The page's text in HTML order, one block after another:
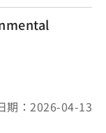
期：2026-04-13